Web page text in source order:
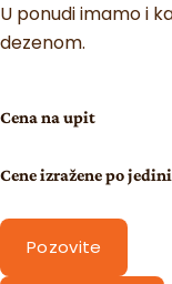
U ponudi imamo i
dezenom.
Cena na upit
Cene izražene po
Pozovite